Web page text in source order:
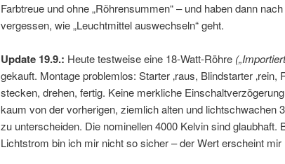
Farbtreue und ohne „Röhrensummen“ – und haben dann
vergessen, wie „Leuchtmittel auswechseln“ geht.
Update 19.9.: Heute testweise eine 18-Watt-Röhre
gekauft. Montage problemlos: Starter ‚raus, Blindstarter ‚rein,
stecken, drehen, fertig. Keine merkliche
kaum von der vorherigen, ziemlich alten und lichtschwachen
zu unterscheiden. Die nominellen 4000 Kelvin sind glaubhaft.
Lichtstrom bin ich mir nicht so sicher – der Wert erscheint mir